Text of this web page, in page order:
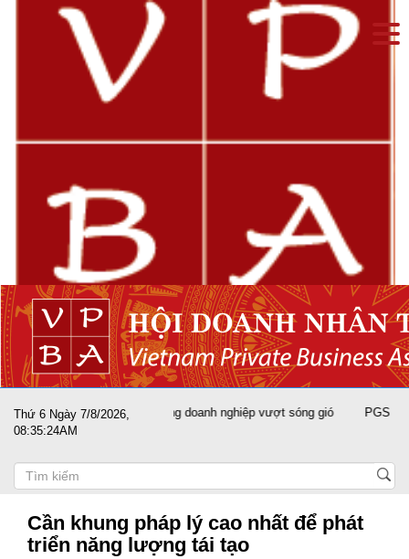
Thứ 6 Ngày 7/8/2026,
08:35:25AM
Đất nước sát cánh cùng doanh nghiệp vượt sóng gió PGS.TS
Cần khung pháp lý cao nhất để phát
triển năng lượng tái tạo